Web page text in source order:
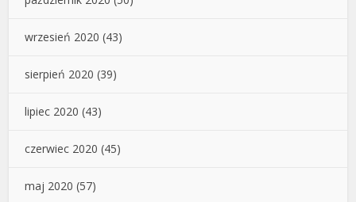
wrzesień 2020 (43)
sierpień 2020 (39)
lipiec 2020 (43)
czerwiec 2020 (45)
maj 2020 (57)